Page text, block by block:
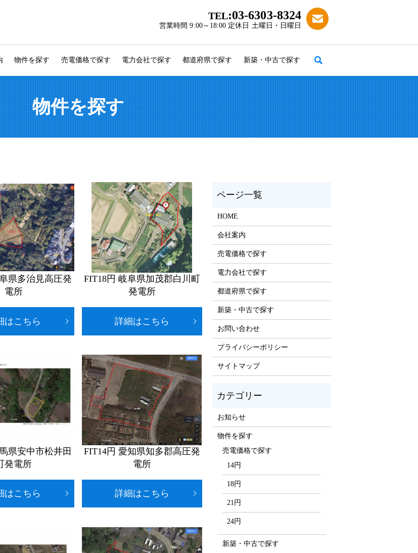
TEL:03-6303-8324
営業時間 9:00～18:00 定休日 土曜日・日曜日
物件を探す 売電価格で探す 電力会社で探す 都道府県で探す 新築・中古で探す search
物件を探す
県多治見高圧発
電所
はこちら
FIT18円 岐阜県加茂郡白川町
発電所
詳細はこちら
県安中市松井田
発電所
はこちら
FIT14円 愛知県知多郡高圧発
電所
詳細はこちら
HOME
会社案内
売電価格で探す
電力会社で探す
都道府県で探す
新築・中古で探す
お問い合わせ
プライバシーポリシー
サイトマップ
お知らせ
物件を探す
売電価格で探す
14円
18円
21円
24円
新築・中古で探す